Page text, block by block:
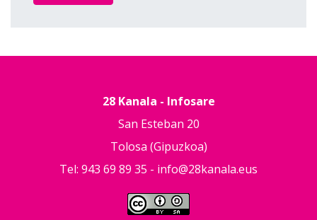
28 Kanala - Infosare
San Esteban 20
Tolosa (Gipuzkoa)
Tel: 943 69 89 35 - info@28kanala.eus